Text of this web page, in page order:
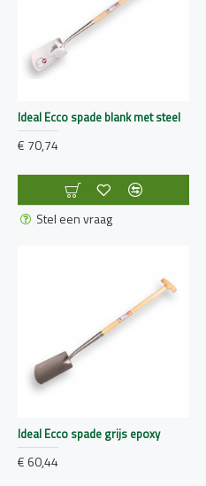
Ideal Ecco spade blank met steel
€ 70,74
Stel een vraag
Ideal Ecco spade grijs epoxy
€ 60,44